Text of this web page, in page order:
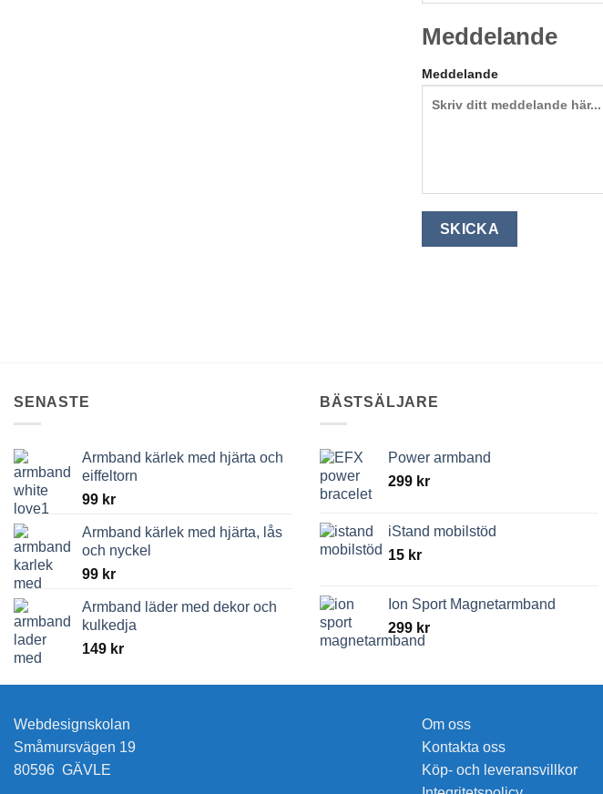
Meddelande
Meddelande
SENASTE
Armband kärlek med hjärta och
eiffeltorn
99 kr
Armband kärlek med hjärta, lås
och nyckel
99 kr
Armband läder med dekor och
kulkedja
149 kr
BÄSTSÄLJARE
Power armband
299 kr
iStand mobilstöd
15 kr
Ion Sport Magnetarmband
299 kr
Webdesignskolan
Småmursvägen 19
80596 GÄVLE
Om oss
Kontakta oss
Köp- och leveransvillkor